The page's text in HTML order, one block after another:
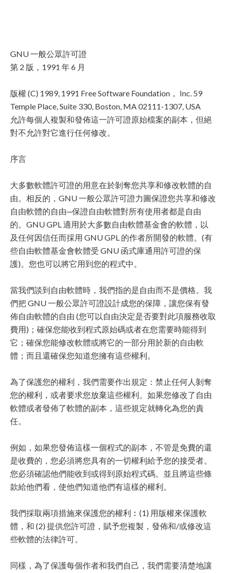
GNU 一般公眾許可證
第 2 版，1991 年 6 月
版權 (C) 1989, 1991 Free Software Foundation， Inc. 59
Temple Place, Suite 330, Boston, MA 02111-1307, USA
允許每個人複製和發佈這一許可證原始檔案的副本，但絕
對不允許對它進行任何修改。
序言
大多數軟體許可證的用意在於剝奪您共享和修改軟體的自
由。相反的，GNU 一般公眾許可證力圖保證您共享和修改
自由軟體的自由─保證自由軟體對所有使用者都是自由
的。GNU GPL 適用於大多數自由軟體基金會的軟體，以
及任何因信任而採用 GNU GPL 的作者所開發的軟體。(有
些自由軟體基金會軟體受 GNU 函式庫通用許可證的保
護)。您也可以將它用到您的程式中。
當我們談到自由軟體時，我們指的是自由而不是價格。我
們把 GNU 一般公眾許可證設計成您的保障，讓您保有發
佈自由軟體的自由 (您可以自由決定是否要對此項服務收取
費用)；確保您能收到程式原始碼或者在您需要時能得到
它；確保您能修改軟體或將它的一部分用於新的自由軟
體；而且還確保您知道您擁有這些權利。
為了保護您的權利，我們需要作出規定：禁止任何人剝奪
您的權利，或者要求您放棄這些權利。如果您修改了自由
軟體或者發佈了軟體的副本，這些規定就轉化為您的責
任。
例如，如果您發佈這樣一個程式的副本，不管是免費的還
是收費的，您必須將您具有的一切權利給予您的接受者。
您必須確認他們能收到或得到原始程式碼。並且將這些條
款給他們看，使他們知道他們有這樣的權利。
我們採取兩項措施來保護您的權利︰(1) 用版權來保護軟
體，和 (2) 提供您許可證，賦予您複製，發佈和/或修改這
些軟體的法律許可。
同樣，為了保護每個作者和我們自己，我們需要清楚地讓